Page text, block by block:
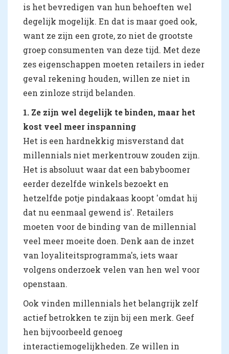
is het bevredigen van hun behoeften wel
degelijk mogelijk. En dat is maar goed ook,
want ze zijn een grote, zo niet de grootste
groep consumenten van deze tijd. Met deze
zes eigenschappen moeten retailers in ieder
geval rekening houden, willen ze niet in
een zinloze strijd belanden.
1. Ze zijn wel degelijk te binden, maar het
kost veel meer inspanning
Het is een hardnekkig misverstand dat
millennials niet merkentrouw zouden zijn.
Het is absoluut waar dat een babyboomer
eerder dezelfde winkels bezoekt en
hetzelfde potje pindakaas koopt 'omdat hij
dat nu eenmaal gewend is'. Retailers
moeten voor de binding van de millennial
veel meer moeite doen. Denk aan de inzet
van loyaliteitsprogramma's, iets waar
volgens onderzoek velen van hen wel voor
openstaan.
Ook vinden millennials het belangrijk zelf
actief betrokken te zijn bij een merk. Geef
hen bijvoorbeeld genoeg
interactiemogelijkheden. Ze willen in